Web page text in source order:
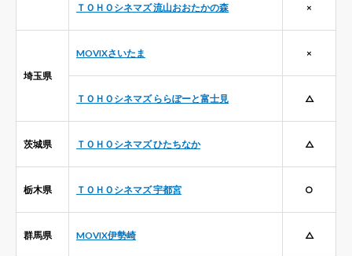
ＴＯＨＯシネマズ 流山おおたかの森 ×
埼玉県
MOVIXさいたま ×
ＴＯＨＯシネマズ ららぽーと富士見 △
茨城県 ＴＯＨＯシネマズ ひたちなか △
栃木県 ＴＯＨＯシネマズ 宇都宮 ○
群馬県 MOVIX伊勢崎 △